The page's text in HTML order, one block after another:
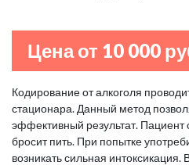
Цена от 10 000
Кодирование от алкоголя
стационара. Данный метод
эффективный результат. Пациент
бросит пить. При попытке
возникать сильная